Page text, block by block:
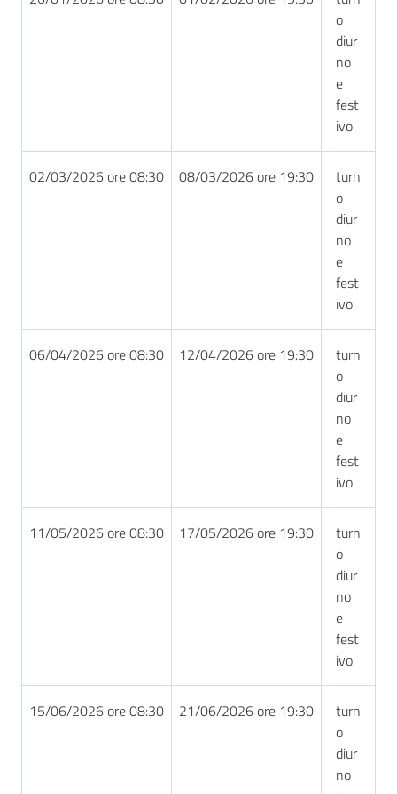
o
diur
no
e
fest
ivo
02/03/2026 ore 08:30 08/03/2026 ore 19:30
turn
o
diur
no
e
fest
ivo
06/04/2026 ore 08:30 12/04/2026 ore 19:30
turn
o
diur
no
e
fest
ivo
11/05/2026 ore 08:30 17/05/2026 ore 19:30
turn
o
diur
no
e
fest
ivo
15/06/2026 ore 08:30 21/06/2026 ore 19:30
turn
o
diur
no